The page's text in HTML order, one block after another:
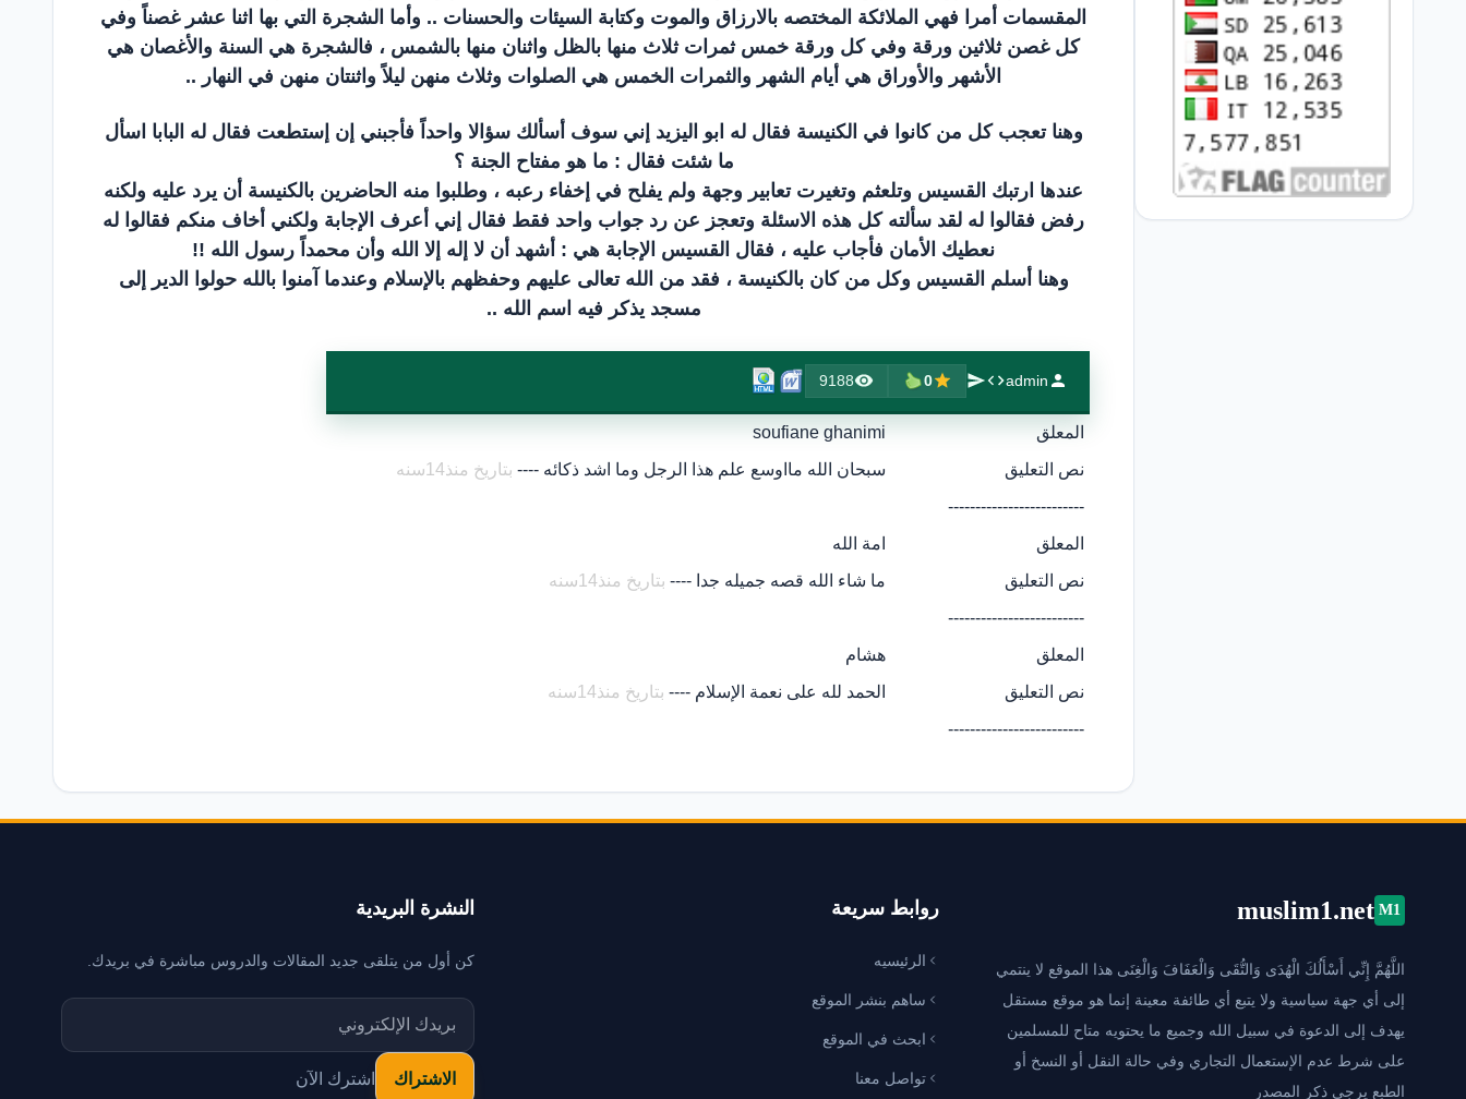
المقسمات أمرا فهي الملائكة المختصه بالارزاق والموت وكتابة السيئات والحسنات .. وأما الشجرة التي بها اثنا عشر غصناً وفي
كل غصن ثلاثين ورقة وفي كل ورقة خمس ثمرات ثلاث منها بالظل واثنان منها بالشمس ، فالشجرة هي السنة والأغصان هي
الأشهر والأوراق هي أيام الشهر والثمرات الخمس هي الصلوات وثلاث منهن ليلاً واثنتان منهن في النهار ..
وهنا تعجب كل من كانوا في الكنيسة فقال له ابو اليزيد إني سوف أسألك سؤالا واحداً فأجبني إن إستطعت فقال له البابا اسأل
ما شئت فقال : ما هو مفتاح الجنة ؟
عندها ارتبك القسيس وتلعثم وتغيرت تعابير وجهة ولم يفلح في إخفاء رعبه ، وطلبوا منه الحاضرين بالكنيسة أن يرد عليه ولكنه
رفض فقالوا له لقد سألته كل هذه الاسئلة وتعجز عن رد جواب واحد فقط فقال إني أعرف الإجابة ولكني أخاف منكم فقالوا له
نعطيك الأمان فأجاب عليه ، فقال القسيس الإجابة هي : أشهد أن لا إله إلا الله وأن محمداً رسول الله !!
وهنا أسلم القسيس وكل من كان بالكنيسة ، فقد من الله تعالى عليهم وحفظهم بالإسلام وعندما آمنوا بالله حولوا الدير إلى
مسجد يذكر فيه اسم الله ..
admin
0
9188
المعلق
soufiane ghanimi
نص التعليق
سبحان الله مااوسع علم هذا الرجل وما اشد ذكائه ---- بتاريخ منذ14سنه
-------------------------
المعلق
امة الله
نص التعليق
ما شاء الله قصه جميله جدا ---- بتاريخ منذ14سنه
-------------------------
المعلق
هشام
نص التعليق
الحمد لله على نعمة الإسلام ---- بتاريخ منذ14سنه
-------------------------
M1
muslim1.net
اللَّهُمَّ إِنِّي أَسْأَلُكَ الْهُدَى وَالتُّقَى وَالْعَفَافَ وَالْغِنَى هذا الموقع لا ينتمي
إلى أي جهة سياسية ولا يتبع أي طائفة معينة إنما هو موقع مستقل
يهدف إلى الدعوة في سبيل الله وجميع ما يحتويه متاح للمسلمين
على شرط عدم الإستعمال التجاري وفي حالة النقل أو النسخ أو
الطبع يرجى ذكر المصدر
روابط سريعة
الرئيسيه
ساهم بنشر الموقع
ابحث في الموقع
تواصل معنا
النشرة البريدية
كن أول من يتلقى جديد المقالات والدروس مباشرة في بريدك.
اشترك الآن